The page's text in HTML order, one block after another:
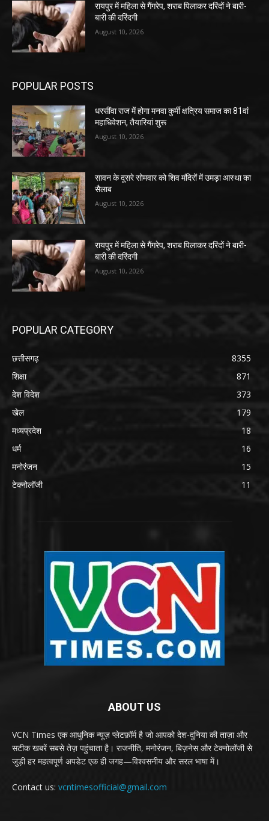
रायपुर में महिला से गैंगरेप, शराब पिलाकर दरिंदों ने बारी-
बारी की दरिंदगी
August 10, 2026
POPULAR POSTS
धरसींवा राज में होगा मनवा कुर्मी क्षत्रिय समाज का 81वां
महाधिवेशन, तैयारियां शुरू
August 10, 2026
सावन के दूसरे सोमवार को शिव मंदिरों में उमड़ा आस्था का
सैलाब
August 10, 2026
रायपुर में महिला से गैंगरेप, शराब पिलाकर दरिंदों ने बारी-
बारी की दरिंदगी
August 10, 2026
POPULAR CATEGORY
छत्तीसगढ़
8355
शिक्षा
871
देश विदेश
373
खेल
179
मध्यप्रदेश
18
धर्म
16
मनोरंजन
15
टेक्नोलॉजी
11
ABOUT US
VCN Times एक आधुनिक न्यूज़ प्लेटफ़ॉर्म है जो आपको देश-दुनिया की ताज़ा और
सटीक खबरें सबसे तेज़ पहुंचाता है। राजनीति, मनोरंजन, बिज़नेस और टेक्नोलॉजी से
जुड़ी हर महत्वपूर्ण अपडेट एक ही जगह—विश्वसनीय और सरल भाषा में।
Contact us: vcntimesofficial@gmail.com